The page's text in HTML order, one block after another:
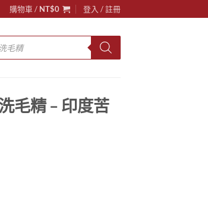
購物車 / NT$0 登入 / 註冊
毛精 – 印度苦